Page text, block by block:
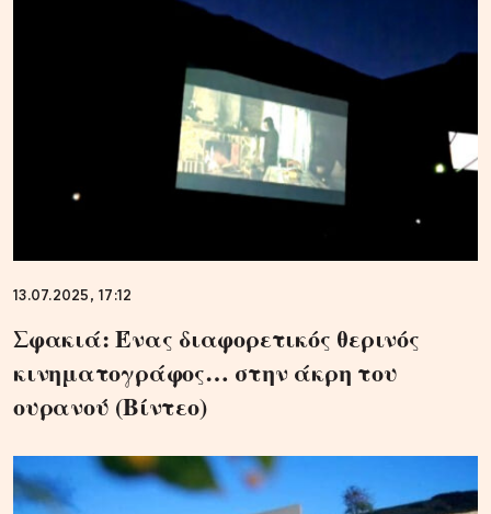
13.07.2025, 17:12
Σφακιά: Ένας διαφορετικός θερινός
κινηματογράφος… στην άκρη του
ουρανού (Βίντεο)